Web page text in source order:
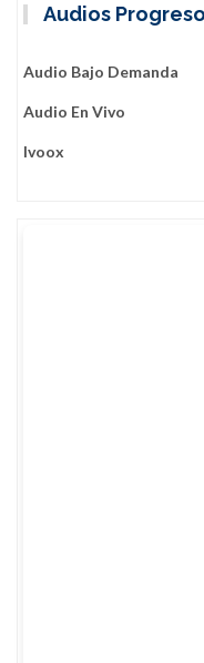
Audios Progreso
Audio Bajo Demanda
Audio En Vivo
Ivoox